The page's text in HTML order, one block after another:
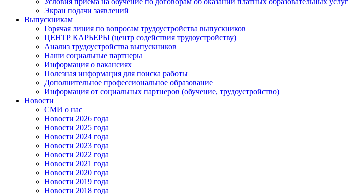
Экран подачи заявлений
Выпускникам
Горячая линия по вопросам трудоустройства выпускников
ЦЕНТР КАРЬЕРЫ (центр содействия трудоустройству)
Анализ трудоустройства выпускников
Наши социальные партнеры
Информация о вакансиях
Полезная информация для поиска работы
Дополнительное профессиональное образование
Информация от социальных партнеров (обучение, трудоустройство)
Новости
СМИ о нас
Новости 2026 года
Новости 2025 года
Новости 2024 года
Новости 2023 года
Новости 2022 года
Новости 2021 года
Новости 2020 года
Новости 2019 года
Новости 2018 года